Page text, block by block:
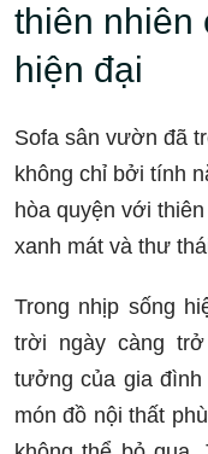
thiên nhiên
hiện đại
Sofa sân vườn đã
không chỉ bởi tính
hòa quyện với
xanh mát và thư
Trong nhịp sống
trời ngày càng
tưởng của gia
món đồ nội thất